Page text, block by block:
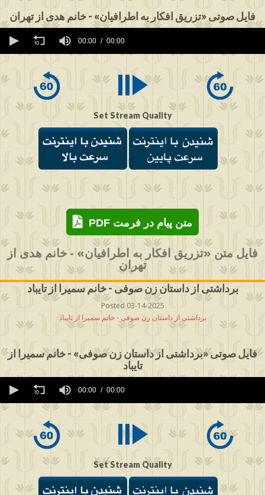
فایل صوتی «تزریق افکار به اطرافیان» - خانم هدی از تهران
seconds
00:00 00:00
Set Stream Quality
PDF متن پیام در فرمت
فایل متن «تزریق افکار به اطرافیان» - خانم هدی از
تهران
برداشتی از داستان زن صوفی - خانم سمیرا از تایباد
Posted 03-14-2025
برداشتی از داستان زن صوفی - خانم سمیرا از تایباد
فایل صوتی «برداشتی از داستان زن صوفی» - خانم سمیرا از
تایباد
seconds
0
00:00 00:00
Set Stream Quality